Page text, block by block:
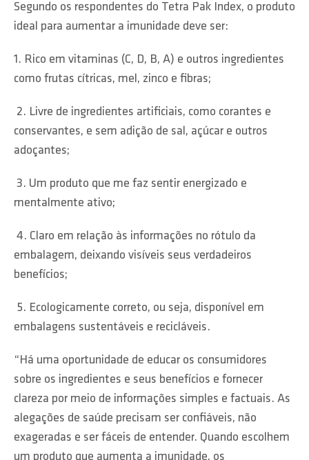
Segundo os respondentes do Tetra Pak Index, o produto
ideal para aumentar a imunidade deve ser:
1. Rico em vitaminas (C, D, B, A) e outros ingredientes
como frutas cítricas, mel, zinco e fibras;
2. Livre de ingredientes artificiais, como corantes e
conservantes, e sem adição de sal, açúcar e outros
adoçantes;
3. Um produto que me faz sentir energizado e
mentalmente ativo;
4. Claro em relação às informações no rótulo da
embalagem, deixando visíveis seus verdadeiros
benefícios;
5. Ecologicamente correto, ou seja, disponível em
embalagens sustentáveis e recicláveis.
“Há uma oportunidade de educar os consumidores
sobre os ingredientes e seus benefícios e fornecer
clareza por meio de informações simples e factuais. As
alegações de saúde precisam ser confiáveis, não
exageradas e ser fáceis de entender. Quando escolhem
um produto que aumenta a imunidade, os